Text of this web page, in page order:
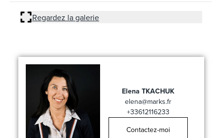
Regardez la galerie
Elena TKACHUK
elena@marks.fr
+33612116233
Contactez-moi